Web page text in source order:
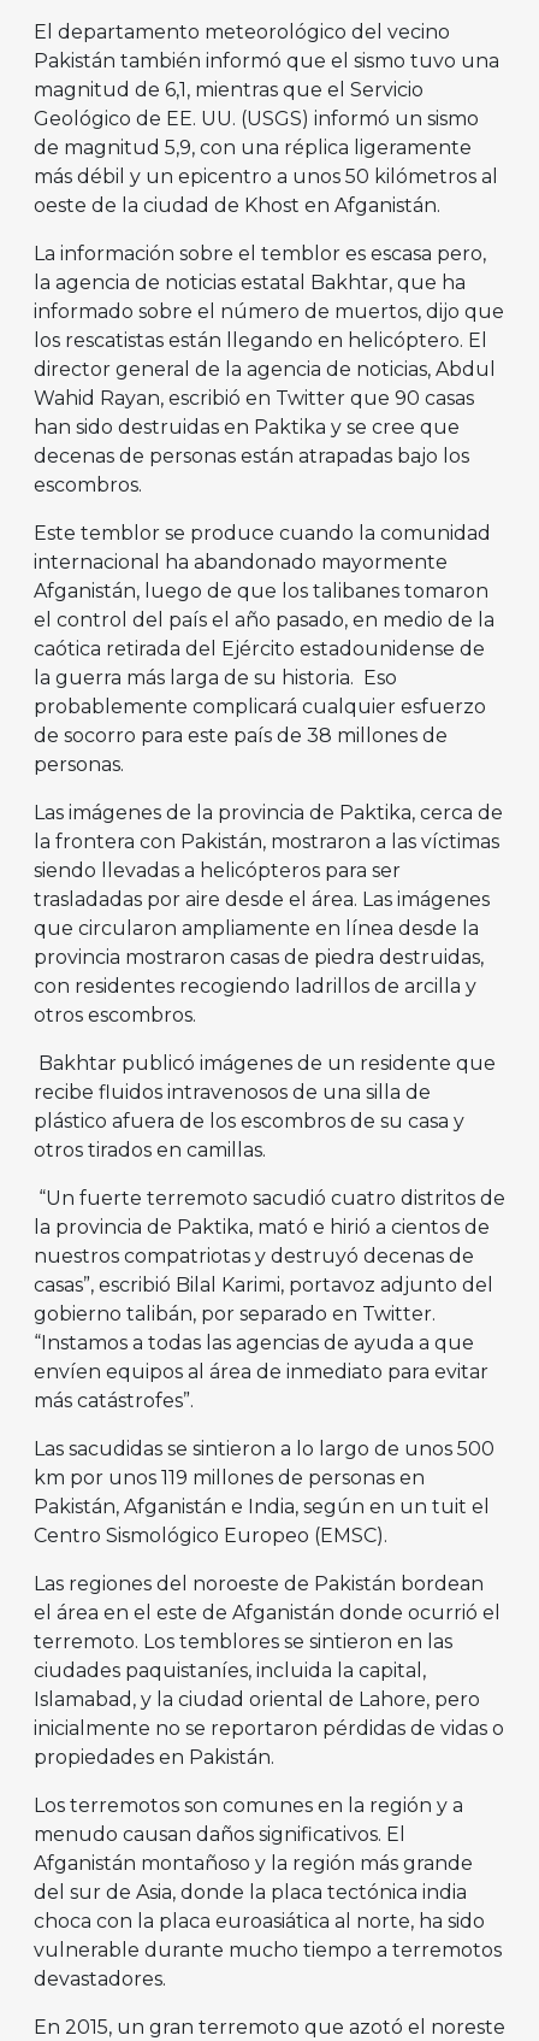
El departamento meteorológico del vecino
Pakistán también informó que el sismo tuvo una
magnitud de 6,1, mientras que el Servicio
Geológico de EE. UU. (USGS) informó un sismo
de magnitud 5,9, con una réplica ligeramente
más débil y un epicentro a unos 50 kilómetros al
oeste de la ciudad de Khost en Afganistán.
La información sobre el temblor es escasa pero,
la agencia de noticias estatal Bakhtar, que ha
informado sobre el número de muertos, dijo que
los rescatistas están llegando en helicóptero. El
director general de la agencia de noticias, Abdul
Wahid Rayan, escribió en Twitter que 90 casas
han sido destruidas en Paktika y se cree que
decenas de personas están atrapadas bajo los
escombros.
Este temblor se produce cuando la comunidad
internacional ha abandonado mayormente
Afganistán, luego de que los talibanes tomaron
el control del país el año pasado, en medio de la
caótica retirada del Ejército estadounidense de
la guerra más larga de su historia. Eso
probablemente complicará cualquier esfuerzo
de socorro para este país de 38 millones de
personas.
Las imágenes de la provincia de Paktika, cerca de
la frontera con Pakistán, mostraron a las víctimas
siendo llevadas a helicópteros para ser
trasladadas por aire desde el área. Las imágenes
que circularon ampliamente en línea desde la
provincia mostraron casas de piedra destruidas,
con residentes recogiendo ladrillos de arcilla y
otros escombros.
Bakhtar publicó imágenes de un residente que
recibe fluidos intravenosos de una silla de
plástico afuera de los escombros de su casa y
otros tirados en camillas.
“Un fuerte terremoto sacudió cuatro distritos de
la provincia de Paktika, mató e hirió a cientos de
nuestros compatriotas y destruyó decenas de
casas”, escribió Bilal Karimi, portavoz adjunto del
gobierno talibán, por separado en Twitter.
“Instamos a todas las agencias de ayuda a que
envíen equipos al área de inmediato para evitar
más catástrofes”.
Las sacudidas se sintieron a lo largo de unos 500
km por unos 119 millones de personas en
Pakistán, Afganistán e India, según en un tuit el
Centro Sismológico Europeo (EMSC).
Las regiones del noroeste de Pakistán bordean
el área en el este de Afganistán donde ocurrió el
terremoto. Los temblores se sintieron en las
ciudades paquistaníes, incluida la capital,
Islamabad, y la ciudad oriental de Lahore, pero
inicialmente no se reportaron pérdidas de vidas o
propiedades en Pakistán.
Los terremotos son comunes en la región y a
menudo causan daños significativos. El
Afganistán montañoso y la región más grande
del sur de Asia, donde la placa tectónica india
choca con la placa euroasiática al norte, ha sido
vulnerable durante mucho tiempo a terremotos
devastadores.
En 2015, un gran terremoto que azotó el noreste